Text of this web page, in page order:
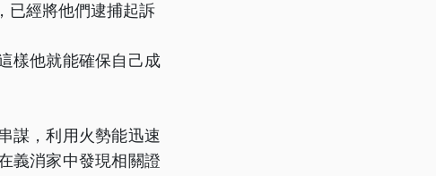
已經將他們逮捕起訴
樣他就能確保自己成
謀，利用火勢能迅速
義消家中發現相關證